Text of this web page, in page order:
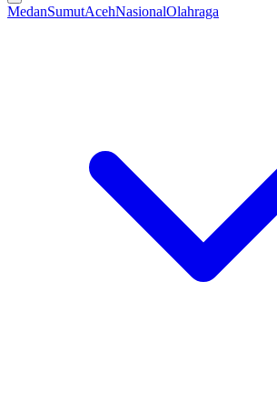
MedanSumutAcehNasionalOlahraga